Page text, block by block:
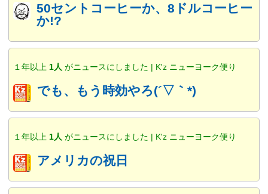
50セントコーヒーか、8ドルコーヒー
か!?
１年以上 1人 がニュースにしました | K'z ニューヨーク便り
でも、もう時効やろ(´▽｀*)
１年以上 1人 がニュースにしました | K'z ニューヨーク便り
アメリカの祝日